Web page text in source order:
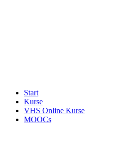
Start
Kurse
VHS Online Kurse
MOOCs